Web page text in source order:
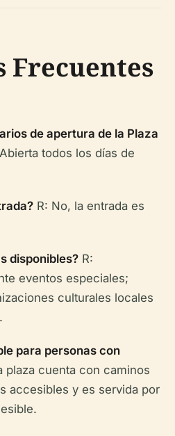
Frecuentes
de apertura de la Plaza
todos los días de
R: No, la entrada es
disponibles? R:
eventos especiales;
culturales locales
para personas con
plaza cuenta con caminos
accesibles y es servida por